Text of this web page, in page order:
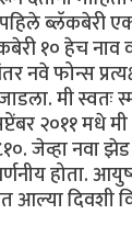
ब्लॅकबेरी
१० हेच
फोन्स
मी स्वतः
२०११ मधे मी
जेव्हा नवा
होता.
आल्या